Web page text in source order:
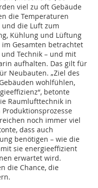
viel zu oft Gebäude
die Temperaturen
und die Luft zum
Kühlung und Lüftung
Gesamten betrachtet
Technik – und mit
aufhalten. Das gilt für
Neubauten. „Ziel des
wohlfühlen,
betonte
Raumlufttechnik in
noch immer viel
dass auch
benötigen – wie die
sie energieeffizient
erwartet wird.
die Chance, die